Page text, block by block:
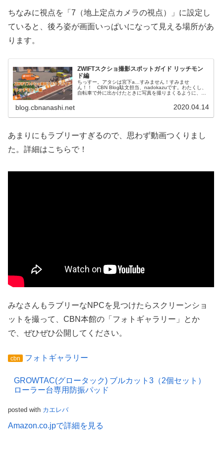
ちなみに視点を「7（地上定点カメラの視点）」に設定し
ていると、後ろ姿が画面いっぱいになって見える場所があ
ります。
ZWIFTスクショ撮影スポットガイド リッチモン
ド編
ちっすー。アタシは宮下a…すみません！すみませ
ん！！ CBN Blog駄文担当、nadokazuです。わたくし、
自転車で外に出かけたときに写真を撮りまくるように、
blog.cbnanashi.net 2020.04.14
あまりにもラブリーすぎるので、思わず動画つくりまし
た。詳細はこちらで！
みなさんもラブリーなNPCを見つけたらスクリーンショ
ットを撮って、CBN本館の「フォトギャラリー」とか
で、ぜひぜひ公開してください。
cbn フォトギャラリー
GROWTAC(グロータック) ブルカット3（2個セット）
ローラー台専用防振パッド
posted with カエレバ
Amazon.co.jpで詳細を見る